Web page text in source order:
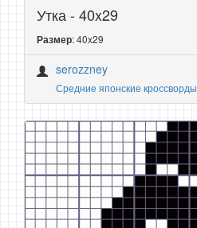
Утка - 40x29
Размер: 40x29
serozzney
Средние японские кроссворды